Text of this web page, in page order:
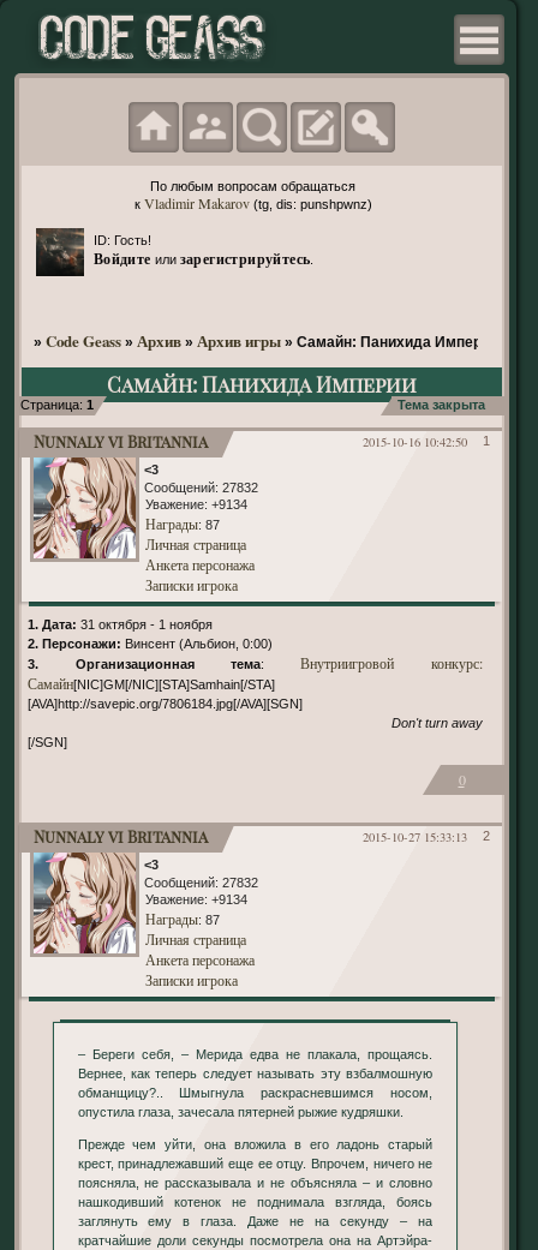
По любым вопросам обращаться
к Vladimir Makarov(tg, dis: punshpwnz)
ID: Гость!
Войдите или зарегистрируйтесь
» Code Geass » Архив » Архив игры » Самайн: Панихида Империи
Самайн: Панихида Империи
Страница: 1 Тема закрыта
1
2015-10-16 10:42:50
Nunnaly vi Britannia
<3
Сообщений: 27832
Уважение: +9134
Награды: 87
Личная страница
Анкета персонажа
Записки игрока
1. Дата: 31 октября - 1 ноября
2. Персонажи: Винсент (Альбион, 0:00)
3. Организационная тема:Внутриигровой конкурс:
Самайн[NIC]GM[/NIC][STA]Samhain[/STA]
[AVA]http://savepic.org/7806184.jpg[/AVA][SGN]
Don't turn away
[/SGN]
0
2
2015-10-27 15:33:13
Nunnaly vi Britannia
<3
Сообщений: 27832
Уважение: +9134
Награды: 87
Личная страница
Анкета персонажа
Записки игрока
– Береги себя, – Мерида едва не плакала, прощаясь.
Вернее, как теперь следует называть эту взбалмошную
обманщицу?.. Шмыгнула раскрасневшимся носом,
опустила глаза, зачесала пятерней рыжие кудряшки.
Прежде чем уйти, она вложила в его ладонь старый
крест, принадлежавший еще ее отцу. Впрочем, ничего не
поясняла, не рассказывала и не объясняла – и словно
нашкодивший котенок не поднимала взгляда, боясь
заглянуть ему в глаза. Даже не на секунду – на
кратчайшие доли секунды посмотрела она на Артэйра-